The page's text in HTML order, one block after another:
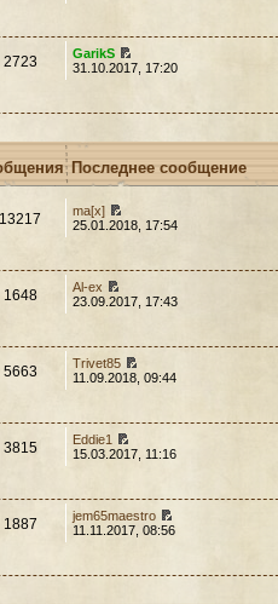
2723
GarikS
31.10.2017, 17:20
Последнее сообщение
13217
ma[x]
25.01.2018, 17:54
1648
Al-ex
23.09.2017, 17:43
5663
Trivet85
11.09.2018, 09:44
3815
Eddie1
15.03.2017, 11:16
1887
jem65maestro
11.11.2017, 08:56